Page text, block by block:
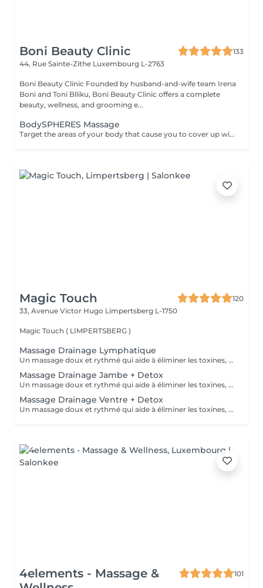
Boni Beauty Clinic
133
44, Rue Sainte-Zithe Luxembourg L-2763
Boni Beauty Clinic Founded by husband-and-wife team Irena
Boni and Toni Blliku, Boni Beauty Clinic offers a complete
beauty, wellness, and grooming e...
BodySPHERES Massage
Target the areas of your body that cause you to cover up with our body sculpting and contouring services.BodySPHERES Therapy fights cellulite and reshapes the body in areas where fatty deposits can be tricky to remove. Treatment areas: buttocks, thighs, abdominal, arms, legs for fluid retention.
Magic Touch
120
33, Avenue Victor Hugo Limpertsberg L-1750
Magic Touch ( LIMPERTSBERG )
Massage Drainage Lymphatique
Un massage doux et rythmé qui aide à éliminer les toxines, réduire la rétention d'eau et renforcer le système immunitaire.
Massage Drainage Jambe + Detox
Un massage doux et rythmé qui aide à éliminer les toxines, réduire la rétention d'eau et renforcer le système immunitaire.
Massage Drainage Ventre + Detox
Un massage doux et rythmé qui aide à éliminer les toxines, réduire la rétention d'eau et renforcer le système immunitaire.
4elements - Massage &
101